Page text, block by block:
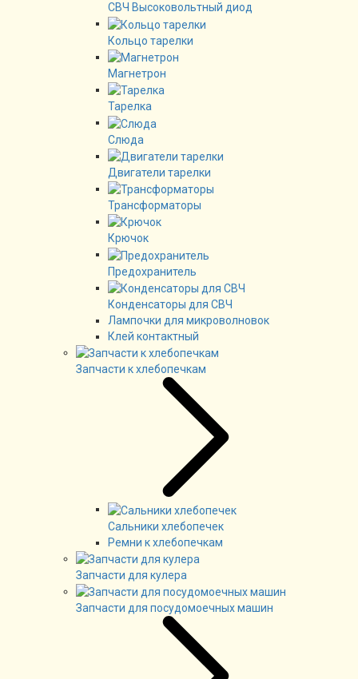
СВЧ Высоковольтный диод
Кольцо тарелки
Магнетрон
Тарелка
Слюда
Двигатели тарелки
Трансформаторы
Крючок
Предохранитель
Конденсаторы для СВЧ
Лампочки для микроволновок
Клей контактный
Запчасти к хлебопечкам
Сальники хлебопечек
Ремни к хлебопечкам
Запчасти для кулера
Запчасти для посудомоечных машин